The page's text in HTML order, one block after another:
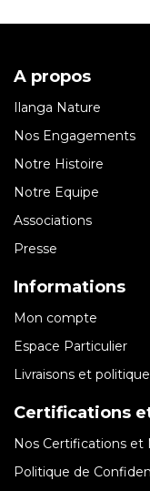
A propos
Ilanga Nature
Nos Engagements
Notre Histoire
Notre Equipe
Associations
Presse
Informations
Mon compte
Espace Particulier
Livraisons et
Certifications
Nos Certifications et
Politique de